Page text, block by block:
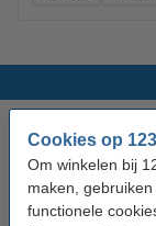
Cookies op
Om winkelen bij
maken,
functionele